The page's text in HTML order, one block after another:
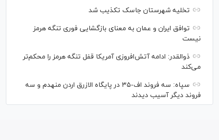
تخلیه شهرستان جاسک تکذیب شد
توافق ایران و عمان به معنای بازگشایی فوری تنگه هرمز
نیست
ذوالقدر: ادامه آتش‌افروزی آمریکا قفل تنگه هرمز را محکم‌تر
می‌کند
سپاه: سه فروند اف-۳۵ در پایگاه الازرق اردن منهدم و سه
فروند دیگر آسیب دیدند